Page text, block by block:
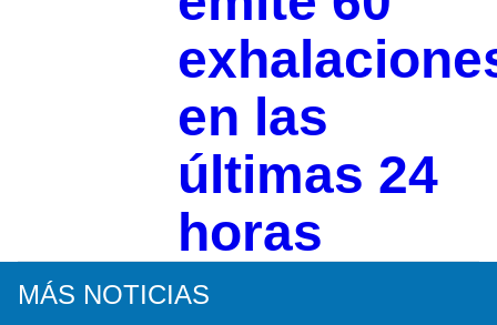
en las
últimas 24
horas
MÁS NOTICIAS